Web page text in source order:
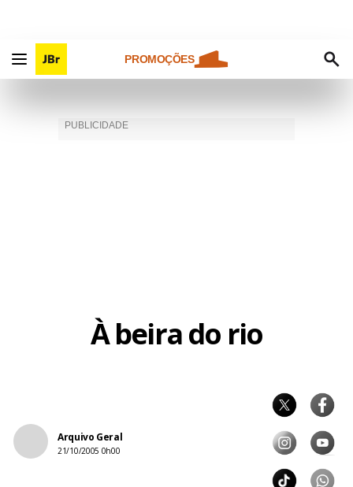
PROMOÇÕES
À beira do rio
Arquivo Geral
21/10/2005 0h00